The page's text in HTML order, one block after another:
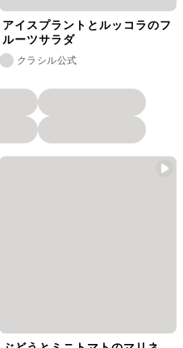
アイスプラントとルッコラのフ
ルーツサラダ
クラシル公式